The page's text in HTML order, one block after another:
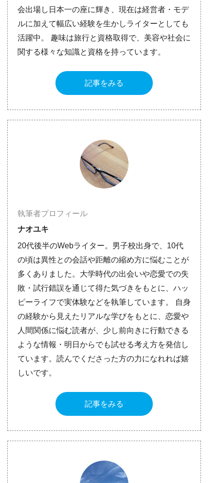
会出場し日本一の座に輝き、現在は経営者・モデ
ルに加えて幅広い経験を生かしライターとしても
活躍中。 趣味は旅行と資格取得で、美容や社会に
関する様々な知識と資格を持っています。
記事をみる
執筆者プロフィール
ナオユキ
20代後半のWebライター。男子校出身で、10代
の頃は異性との会話や距離の縮め方に悩むことが
多くありました。大学時代の出会いや恋愛での失
敗・試行錯誤を通じて得た気づきをもとに、ハッ
ピーライフで実体験などを執筆しています。 自身
の経験から見えたリアルな学びをもとに、恋愛や
人間関係に悩む読者が、少し前向きに行動できる
ような情報・明日からでも試せる考え方を発信し
ています。読んでくださった方の力になれれば嬉
しいです。
記事をみる